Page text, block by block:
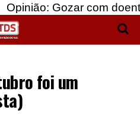
com doentes e
foi um